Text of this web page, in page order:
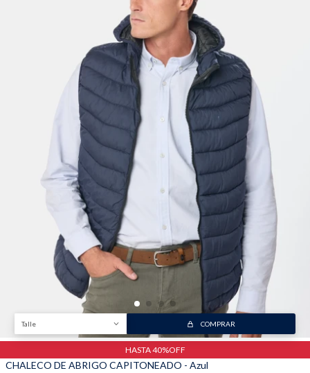
Talle COMPRAR
HASTA 40%OFF
CHALECO DE ABRIGO CAPITONEADO - Azul